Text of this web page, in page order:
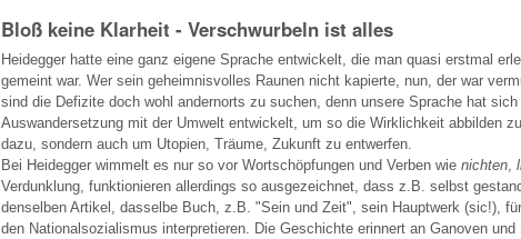
Bloß keine Klarheit - Verschwurbeln ist alles
Heidegger hatte eine ganz eigene Sprache entwickelt, die man quasi erstmal
gemeint war. Wer sein geheimnisvolles Raunen nicht kapierte, nun, der war
sind die Defizite doch wohl andernorts zu suchen, denn unsere Sprache hat
Auswandersetzung mit der Umwelt entwickelt, um so die Wirklichkeit abbilden
dazu, sondern auch um Utopien, Träume, Zukunft zu entwerfen.
Bei Heidegger wimmelt es nur so vor Wortschöpfungen und Verben wie nichten
Verdunklung, funktionieren allerdings so ausgezeichnet, dass z.B. selbst
denselben Artikel, dasselbe Buch, z.B. "Sein und Zeit", sein Hauptwerk (sic!),
den Nationalsozialismus interpretieren. Die Geschichte erinnert an Ganoven